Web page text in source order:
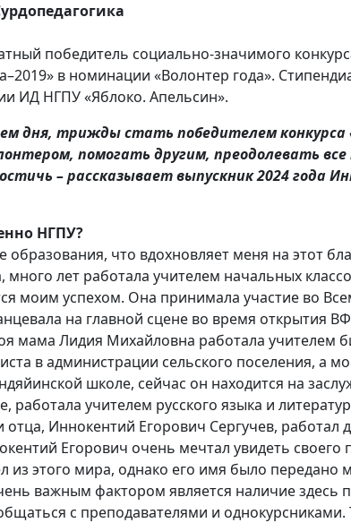
победитель социально-значимого
в номинации «Волонтер года».
ИД НГПУ «Яблоко. Апельсин».
дня, трижды стать победителем конкурса
помогать другим, преодолевать
– рассказывает выпускник 2024 года
НГПУ?
что вдохновляет меня на этот
лет работала учителем начальных
моим успехом. Она принимала участие во
на главной сцене во время открытия
мама Лидия Михайловна работала учителем
в администрации сельского поселения, а
школе, сейчас он находится на
работала учителем русского языка и
Иннокентий Егорович Сергучев,
Егорович очень мечтал увидеть своего
из этого мира, однако его имя было передано
важным фактором является наличие здесь
с преподавателями и